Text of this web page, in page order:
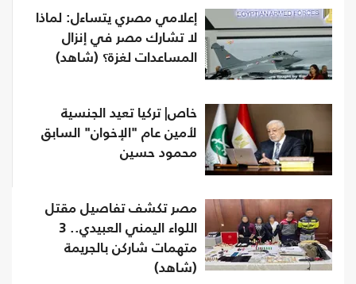
إعلامي مصري يتساءل: لماذا
لا تشارك مصر في إنزال
المساعدات لغزة؟ (شاهد)
خاص| تركيا تعيد الجنسية
لأمين عام "الإخوان" السابق
محمود حسين
مصر تكشف تفاصيل مقتل
اللواء اليمني العبيدي.. 3
متهمات شاركن بالجريمة
(شاهد)